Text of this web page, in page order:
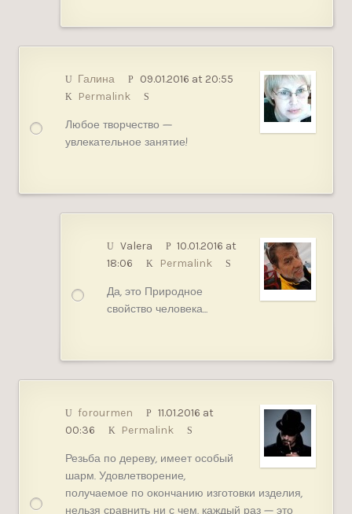
Галина
09.01.2016 at 20:55
Permalink
Любое творчество —
увлекательное занятие!
Valera
10.01.2016 at
18:06
Permalink
Да, это Природное
свойство человека…
forourmen
11.01.2016 at
00:36
Permalink
Резьба по дереву, имеет особый
шарм. Удовлетворение,
получаемое по окончанию изготовки изделия,
нельзя сравнить ни с чем, каждый раз — это